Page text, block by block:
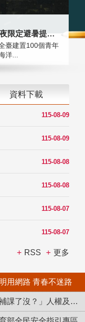
青年壯遊點精選夏夜限定避暑提案 漫
臺建置100個青年
洋...
資料下載
115-08-09
115-08-09
115-08-08
115-08-08
115-08-07
115-08-07
RSS 更多
用網路 青春不迷路
「補課了沒？」人權及轉型正義教育專區